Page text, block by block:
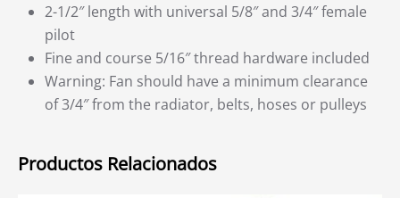
2-1/2″ length with universal 5/8″ and 3/4″ female
pilot
Fine and course 5/16″ thread hardware included
Warning: Fan should have a minimum clearance
of 3/4″ from the radiator, belts, hoses or pulleys
Productos Relacionados